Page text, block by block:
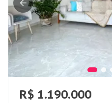
R$ 1.190.000